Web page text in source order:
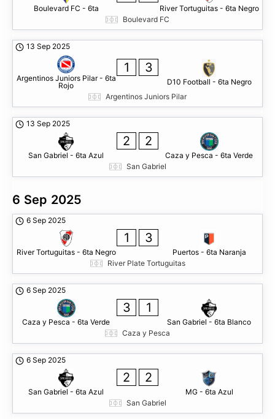
Boulevard FC - 6ta
River Tortuguitas - 6ta Negro
Boulevard FC
13 Sep 2025
Argentinos Juniors Pilar - 6ta
Rojo
1 3
D10 Football - 6ta Negro
Argentinos Juniors Pilar
13 Sep 2025
San Gabriel - 6ta Azul
2 2
Caza y Pesca - 6ta Verde
San Gabriel
6 Sep 2025
6 Sep 2025
River Tortuguitas - 6ta Negro
1 3
Puertos - 6ta Naranja
River Plate Tortuguitas
6 Sep 2025
Caza y Pesca - 6ta Verde
3 1
San Gabriel - 6ta Blanco
Caza y Pesca
6 Sep 2025
San Gabriel - 6ta Azul
2 2
MG - 6ta Azul
San Gabriel